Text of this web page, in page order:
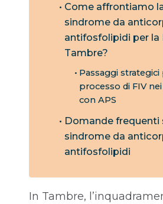
Come affrontiamo
sindrome da
antifosfolipidi per la
Tambre?
Passaggi strategici
processo di FIV
con APS
Domande frequenti
sindrome da
antifosfolipidi
In Tambre,